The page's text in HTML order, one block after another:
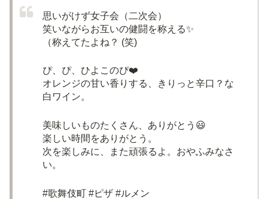
思いがけず女子会（二次会）
笑いながらお互いの健闘を称える✨
（称えてたよね？ (笑)
ぴ、ぴ、ひよこのぴ❤️
オレンジの甘い香りする、きりっと辛口？な
白ワイン。
美味しいものたくさん、ありがとう😃
楽しい時間をありがとう。
次を楽しみに、また頑張るよ。おやふみなさ
い。
#歌舞伎町 #ピザ #ルメン